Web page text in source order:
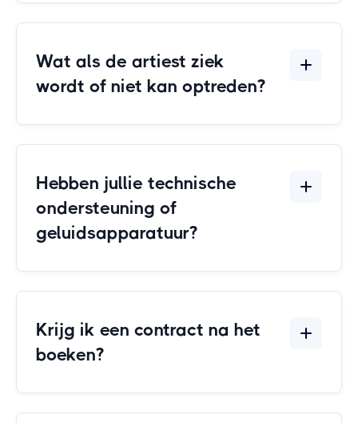
Wat als de artiest ziek
wordt of niet kan optreden?
Hebben jullie technische
ondersteuning of
geluidsapparatuur?
Krijg ik een contract na het
boeken?